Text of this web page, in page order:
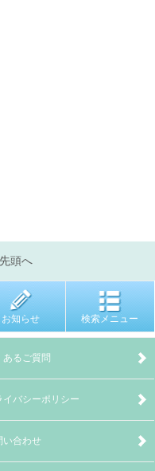
頭へ
お知らせ 検索メニュー
あるご質問
イバシーポリシー
い合わせ